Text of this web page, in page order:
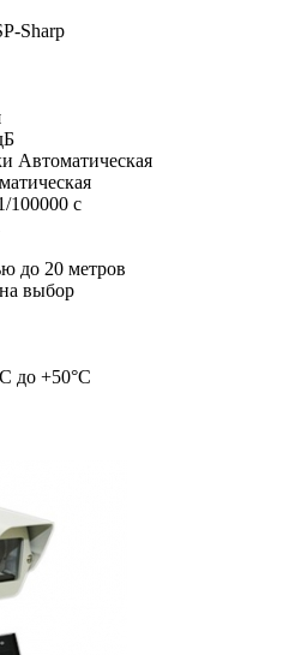
Sharp
Автоматическая
100000 с
до 20 метров
выбор
до +50°С